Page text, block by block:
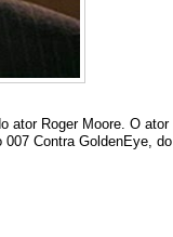
ator Roger Moore. O ator
Contra GoldenEye, do